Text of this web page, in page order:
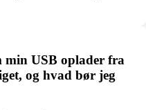
min USB oplader fra
og hvad bør jeg